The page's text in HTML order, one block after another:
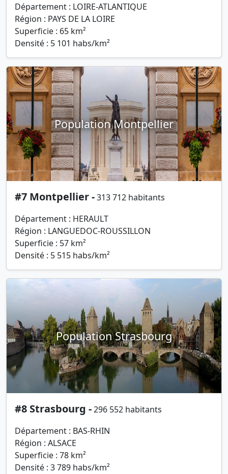
Département : LOIRE-ATLANTIQUE
Région : PAYS DE LA LOIRE
Superficie : 65 km²
Densité : 5 101 habs/km²
Population Montpellier
#7 Montpellier -313 712 habitants
Département : HERAULT
Région : LANGUEDOC-ROUSSILLON
Superficie : 57 km²
Densité : 5 515 habs/km²
Population Strasbourg
#8 Strasbourg -296 552 habitants
Département : BAS-RHIN
Région : ALSACE
Superficie : 78 km²
Densité : 3 789 habs/km²